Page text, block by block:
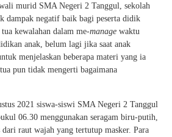
murid SMA Negeri 2 Tanggul, sekolah
dampak negatif baik bagi peserta didik
kewalahan dalam me-manage waktu
anak, belum lagi jika saat anak
menjelaskan beberapa materi yang ia
pun tidak mengerti bagaimana
2021 siswa-siswi SMA Negeri 2 Tanggul
06.30 menggunakan seragam biru-putih,
raut wajah yang tertutup masker. Para